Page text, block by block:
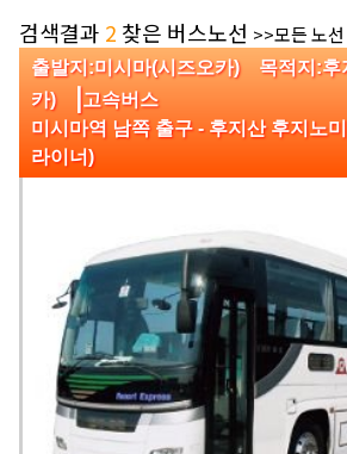
검색결과 2 찾은 버스노선 >>모든 노
출발지:미시마(시즈오카) 목적지:후
카)
|고속버스
미시마역 남쪽 출구 - 후지산 후지노
라이너)